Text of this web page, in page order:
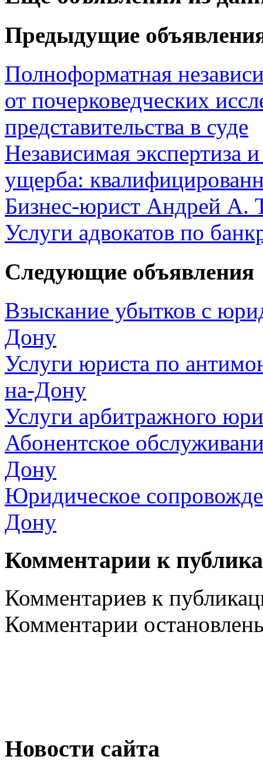
Предыдущие
Полноформатная
от почерковедческих
представительства в суде
Независимая экспертиза
ущерба:
Бизнес-юрист Андрей А.
Услуги адвокатов по
Следующие объявления
Взыскание убытков с
Дону
Услуги юриста по
на-Дону
Услуги арбитражного
Абонентское
Дону
Юридическое
Дону
Комментарии к
Комментариев к
Комментарии
Новости сайта